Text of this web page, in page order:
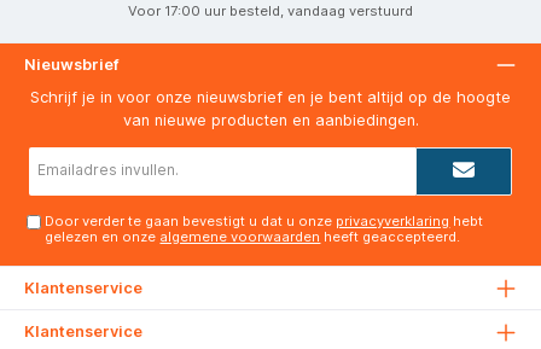
Voor 17:00 uur besteld, vandaag verstuurd
Nieuwsbrief
Schrijf je in voor onze nieuwsbrief en je bent altijd op de hoogte
van nieuwe producten en aanbiedingen.
Door verder te gaan bevestigt u dat u onze privacyverklaring hebt
gelezen en onze algemene voorwaarden heeft geaccepteerd.
Klantenservice
Klantenservice